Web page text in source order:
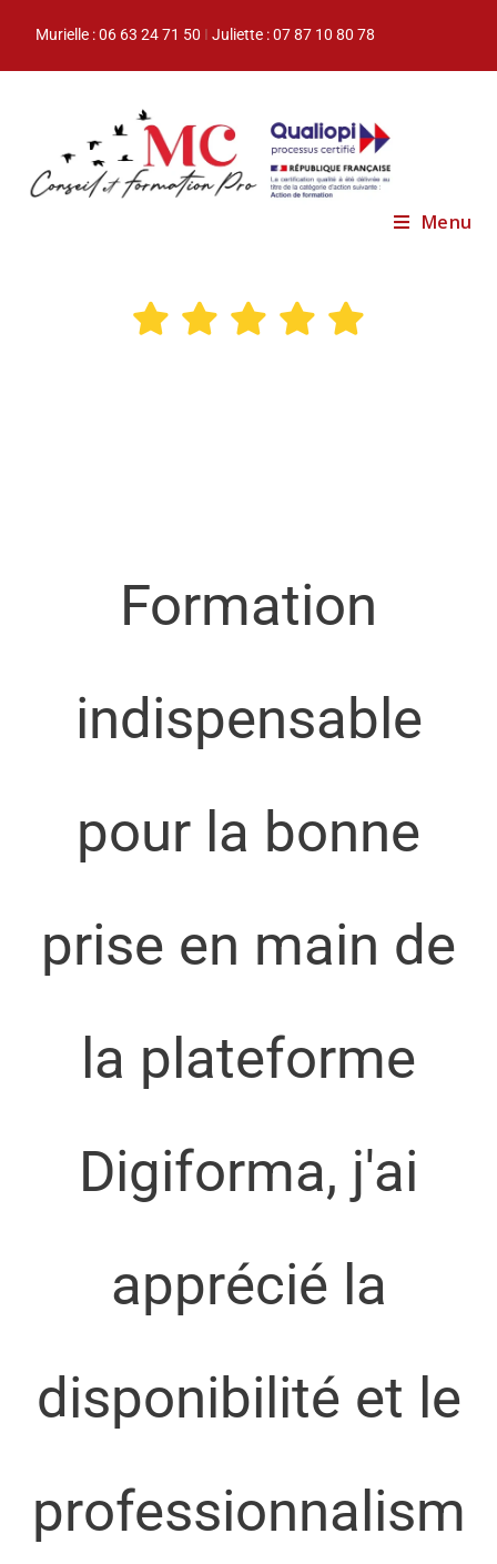
Murielle : 06 63 24 71 50 I Juliette : 07 87 10 80 78
Menu
Formation
indispensable
pour la bonne
prise en main de
la plateforme
Digiforma, j'ai
apprécié la
disponibilité et le
professionnalism